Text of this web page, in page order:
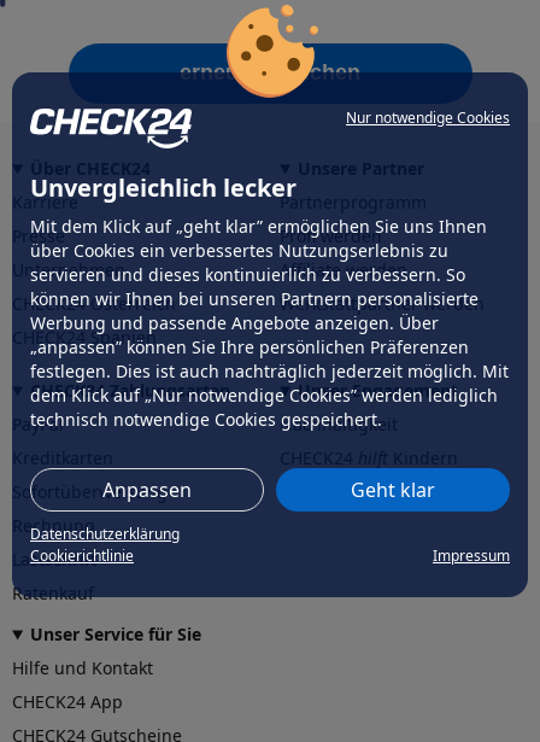
Nur notwendige Cookies
Unvergleichlich lecker
Mit dem Klick auf „geht klar” ermöglichen Sie uns Ihnen
über Cookies ein verbessertes Nutzungserlebnis zu
servieren und dieses kontinuierlich zu verbessern. So
können wir Ihnen bei unseren Partnern personalisierte
Werbung und passende Angebote anzeigen. Über
„anpassen” können Sie Ihre persönlichen Präferenzen
festlegen. Dies ist auch nachträglich jederzeit möglich. Mit
dem Klick auf „Nur notwendige Cookies” werden lediglich
technisch notwendige Cookies gespeichert.
Anpassen Geht klar
Datenschutzerklärung
Cookierichtlinie
Impressum
erneut versuchen
Karriere
Presse
Unternehmen
CHECK24 Österreich
CHECK24 Spanien
Partnerprogramm
Profi werden
Affiliate werden
Werkstattpartner werden
CHECK24 Zahlungsarten
PayPal
Sofortüberweisung
Rechnung
Lastschrift
Ratenkauf
Unser Engagement
Nachhaltigkeit
CHECK24hilftder Natur
Unser Service für Sie
Hilfe und Kontakt
CHECK24 App
CHECK24 Gutscheine